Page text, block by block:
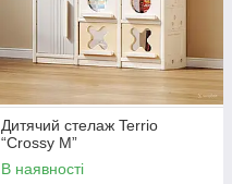
Дитячий стелаж Terrio
“Crossy M”
В наявності